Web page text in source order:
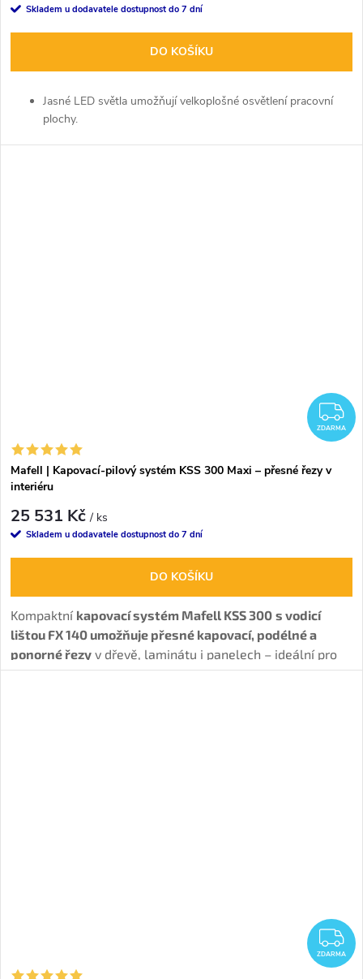
Skladem u dodavatele dostupnost do 7 dní
DO KOŠÍKU
Jasné LED světla umožňují velkoplošné osvětlení pracovní
plochy.
ZDARMA
Mafell | Kapovací-pilový systém KSS 300 Maxi – přesné řezy v
interiéru
25 531 Kč/ ks
Skladem u dodavatele dostupnost do 7 dní
DO KOŠÍKU
Kompaktní kapovací systém Mafell KSS 300 s vodicí
lištou FX 140 umožňuje přesné kapovací, podélné a
ponorné řezy v dřevě, laminátu i panelech – ideální pro
interiérové montáže.
ZDARMA